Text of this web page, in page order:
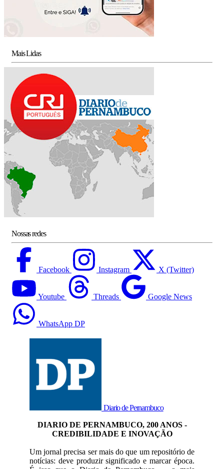
Mais Lidas
Nossas redes
Facebook Instagram X (Twitter)
Youtube Threads Google News
WhatsApp DP
Diario de Pernambuco
DIARIO DE PERNAMBUCO, 200 ANOS -
CREDIBILIDADE E INOVAÇÃO
Um jornal precisa ser mais do que um repositório de
notícias: deve produzir significado e marcar época.